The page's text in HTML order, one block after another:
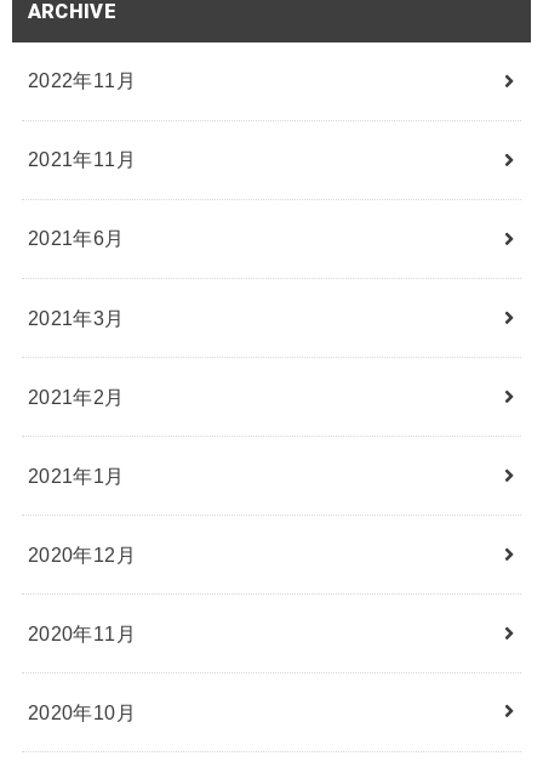
ARCHIVE
2022年11月
2021年11月
2021年6月
2021年3月
2021年2月
2021年1月
2020年12月
2020年11月
2020年10月